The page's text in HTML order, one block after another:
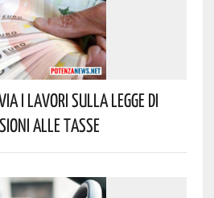
I Lavori Sulla Legge Di
Alle Tasse